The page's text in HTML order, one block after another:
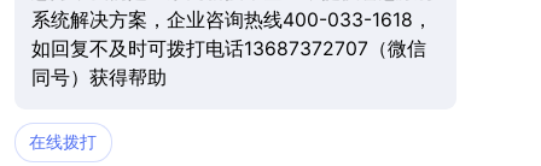
系统解决方案，企业咨询热线400-033-1618，
如回复不及时可拨打电话13687372707（微信
同号）获得帮助
在线拨打